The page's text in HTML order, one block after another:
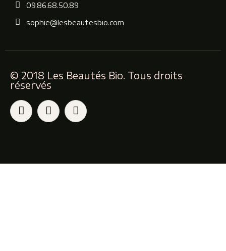
09.86.68.50.89
sophie@lesbeautesbio.com
© 2018 Les Beautés Bio. Tous droits
réservés